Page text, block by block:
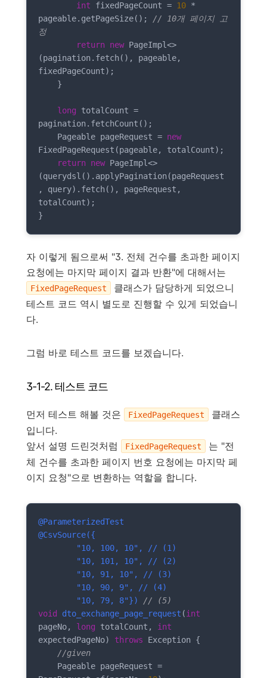
int fixedPageCount = 10 *
pageable.getPageSize(); // 10개 페이지 고
정
return
new PageImpl<>
(pagination.fetch(), pageable,
fixedPageCount);
long totalCount =
pagination.fetchCount();
    Pageable pageRequest =
new
FixedPageRequest(pageable, totalCount);
return
new PageImpl<>
(querydsl().applyPagination(pageRequest
, query).fetch(), pageRequest,
totalCount);
}
자 이렇게 됨으로써 "3. 전체 건수를 초과한 페이지
요청에는 마지막 페이지 결과 반환"에 대해서는
FixedPageRequest
클래스가 담당하게 되었으니
테스트 코드 역시 별도로 진행할 수 있게 되었습니
다.
그럼 바로 테스트 코드를 보겠습니다.
3-1-2. 테스트 코드
먼저 테스트 해볼 것은 FixedPageRequest
클래스
입니다.
앞서 설명 드린것처럼
FixedPageRequest
는 "전
체 건수를 초과한 페이지 번호 요청에는 마지막 페
이지 요청"으로 변환하는 역할을 합니다.
@ParameterizedTest
@CsvSource({
        "10, 79, 8"})
// (5)
void
dto_exchange_page_request (int
pageNo, long totalCount, int
expectedPageNo)
throws Exception {
//given